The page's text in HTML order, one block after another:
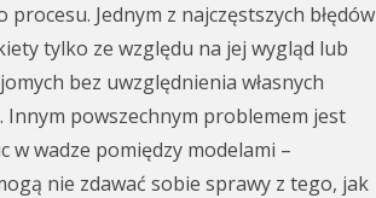
procesu. Jednym z najczęstszych błędów
tylko ze względu na jej wygląd lub
bez uwzględnienia własnych
powszechnym problemem jest
w wadze pomiędzy modelami –
nie zdawać sobie sprawy z tego, jak